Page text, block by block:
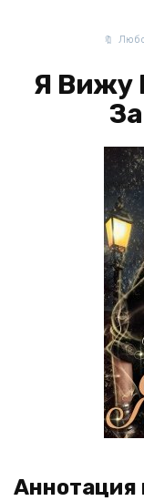
Я Вижу
Аннотация